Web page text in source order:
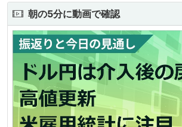
朝の5分に動画で確認